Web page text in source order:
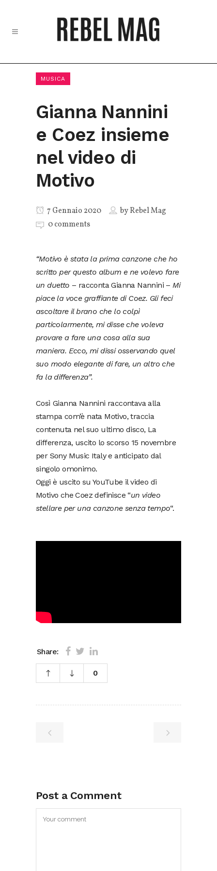
MUSICA
Gianna Nannini
e Coez insieme
nel video di
Motivo
7 Gennaio 2020 byRebel Mag
0 comments
“Motivo è stata la prima canzone che ho
scritto per questo album e ne volevo fare
un duetto – racconta Gianna Nannini –Mi
piace la voce graffiante di Coez. Gli feci
ascoltare il brano che lo colpì
particolarmente, mi disse che voleva
provare a fare una cosa alla sua
maniera. Ecco, mi dissi osservando quel
suo modo elegante di fare, un altro che
fa la differenza”.
Così Gianna Nannini raccontava alla
stampa com’è nata Motivo, traccia
contenuta nel suo ultimo disco, La
differenza, uscito lo scorso 15 novembre
per Sony Music Italy e anticipato dal
singolo omonimo.
Oggi è uscito su YouTube il video di
Motivo che Coez definisce “un video
stellare per una canzone senza tempo“.
Share:
0
Post a Comment